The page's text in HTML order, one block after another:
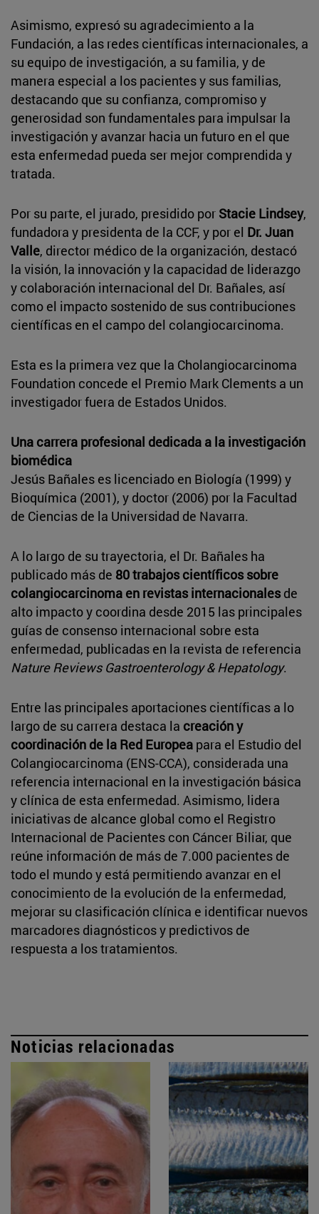
Asimismo, expresó su agradecimiento a la
Fundación, a las redes científicas internacionales, a
su equipo de investigación, a su familia, y de
manera especial a los pacientes y sus familias,
destacando que su confianza, compromiso y
generosidad son fundamentales para impulsar la
investigación y avanzar hacia un futuro en el que
esta enfermedad pueda ser mejor comprendida y
tratada.
Por su parte, el jurado, presidido por Stacie Lindsey,
fundadora y presidenta de la CCF, y por el Dr. Juan
Valle, director médico de la organización, destacó
la visión, la innovación y la capacidad de liderazgo
y colaboración internacional del Dr. Bañales, así
como el impacto sostenido de sus contribuciones
científicas en el campo del colangiocarcinoma.
Esta es la primera vez que la Cholangiocarcinoma
Foundation concede el Premio Mark Clements a un
investigador fuera de Estados Unidos.
Una carrera profesional dedicada a la investigación
biomédica
Jesús Bañales es licenciado en Biología (1999) y
Bioquímica (2001), y doctor (2006) por la Facultad
de Ciencias de la Universidad de Navarra.
A lo largo de su trayectoria, el Dr. Bañales ha
publicado más de 80 trabajos científicos sobre
colangiocarcinoma en revistas internacionalesde
alto impacto y coordina desde 2015 las principales
guías de consenso internacional sobre esta
enfermedad, publicadas en la revista de referencia
Nature Reviews Gastroenterology & Hepatology.
Entre las principales aportaciones científicas a lo
largo de su carrera destaca la creación y
coordinación de la Red Europea para el Estudio del
Colangiocarcinoma (ENS-CCA), considerada una
referencia internacional en la investigación básica
y clínica de esta enfermedad. Asimismo, lidera
iniciativas de alcance global como el Registro
Internacional de Pacientes con Cáncer Biliar, que
reúne información de más de 7.000 pacientes de
todo el mundo y está permitiendo avanzar en el
conocimiento de la evolución de la enfermedad,
mejorar su clasificación clínica e identificar nuevos
marcadores diagnósticos y predictivos de
respuesta a los tratamientos.
Noticias relacionadas